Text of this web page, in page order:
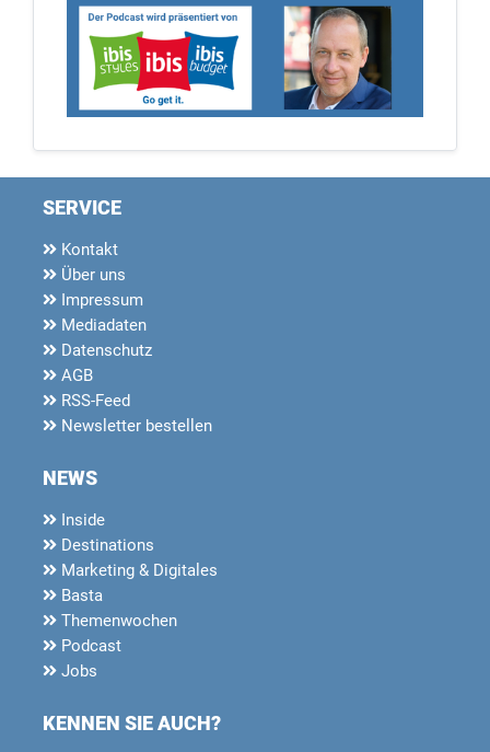
SERVICE
Kontakt
Über uns
Impressum
Mediadaten
Datenschutz
AGB
RSS-Feed
Newsletter bestellen
NEWS
Inside
Destinations
Marketing & Digitales
Basta
Themenwochen
Podcast
Jobs
KENNEN SIE AUCH?